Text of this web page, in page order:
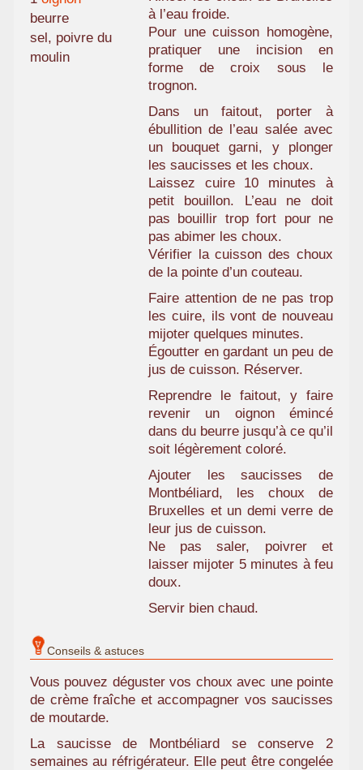
beurre
sel, poivre du
moulin
à l’eau froide.
Pour une cuisson homogène,
pratiquer une incision en
forme de croix sous le
trognon.
Dans un faitout, porter à
ébullition de l’eau salée avec
un bouquet garni, y plonger
les saucisses et les choux.
Laissez cuire 10 minutes à
petit bouillon. L’eau ne doit
pas bouillir trop fort pour ne
pas abimer les choux.
Vérifier la cuisson des choux
de la pointe d’un couteau.
Faire attention de ne pas trop
les cuire, ils vont de nouveau
mijoter quelques minutes.
Égoutter en gardant un peu de
jus de cuisson. Réserver.
Reprendre le faitout, y faire
revenir un oignon émincé
dans du beurre jusqu’à ce qu’il
soit légèrement coloré.
Ajouter les saucisses de
Montbéliard, les choux de
Bruxelles et un demi verre de
leur jus de cuisson.
Ne pas saler, poivrer et
laisser mijoter 5 minutes à feu
doux.
Servir bien chaud.
Conseils & astuces
Vous pouvez déguster vos choux avec une pointe
de crème fraîche et accompagner vos saucisses
de moutarde.
La saucisse de Montbéliard se conserve 2
semaines au réfrigérateur. Elle peut être congelée